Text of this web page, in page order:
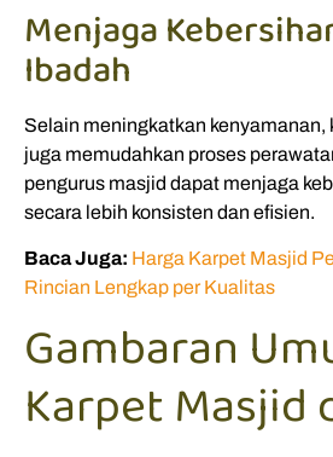
Menjaga
Ibadah
Selain meningkatkan kenyamanan,
juga memudahkan proses
pengurus masjid dapat menjaga
secara lebih konsisten dan efisien.
Baca Juga: Harga Karpet Masjid
Rincian Lengkap per Kualitas
Gambaran
Karpet Masjid